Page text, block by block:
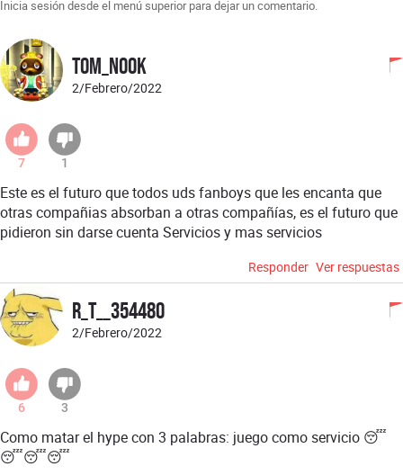
Inicia sesión desde el menú superior para dejar un comentario.
Tom_nook
2/Febrero/2022
7 1
Este es el futuro que todos uds fanboys que les encanta que
otras compañias absorban a otras compañías, es el futuro que
pidieron sin darse cuenta Servicios y mas servicios
Responder Ver respuestas
R_T__354480
2/Febrero/2022
6 3
Como matar el hype con 3 palabras: juego como servicio 😴
😴😴😴